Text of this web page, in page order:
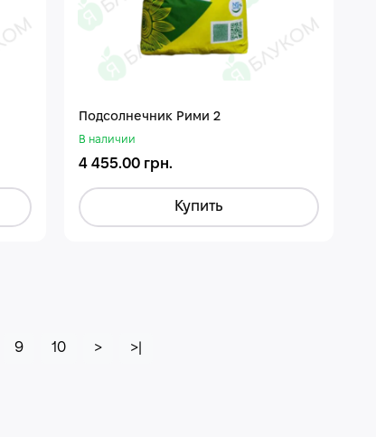
Подсолнечник Рими 2
В наличии
4 455.00 грн.
Купить
9 10 > >|